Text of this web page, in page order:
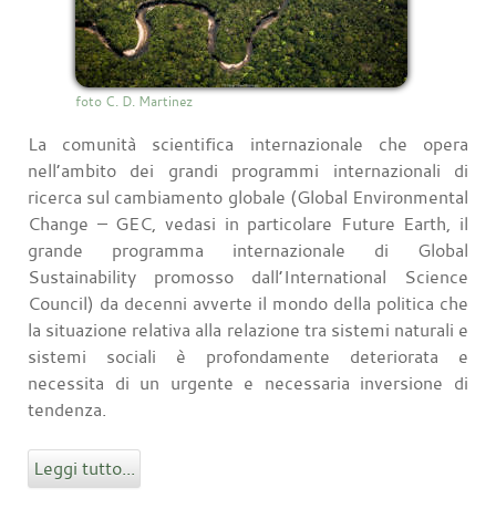
foto C. D. Martinez
La comunità scientifica internazionale che opera
nell’ambito dei grandi programmi internazionali di
ricerca sul cambiamento globale (Global Environmental
Change – GEC, vedasi in particolare Future Earth, il
grande programma internazionale di Global
Sustainability promosso dall’International Science
Council) da decenni avverte il mondo della politica che
la situazione relativa alla relazione tra sistemi naturali e
sistemi sociali è profondamente deteriorata e
necessita di un urgente e necessaria inversione di
tendenza.
Leggi tutto...